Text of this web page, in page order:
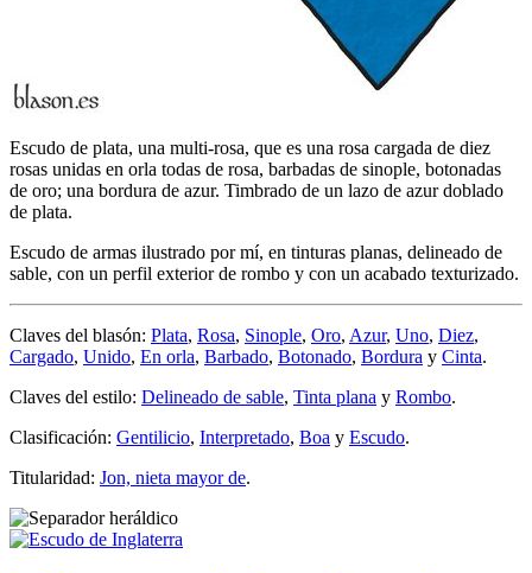
Escudo de plata, una multi-rosa, que es una rosa cargada de diez
rosas unidas en orla todas de rosa, barbadas de sinople, botonadas
de oro; una bordura de azur. Timbrado de un lazo de azur doblado
de plata.
Escudo de armas ilustrado por mí, en tinturas planas, delineado de
sable, con un perfil exterior de rombo y con un acabado texturizado.
Claves del blasón: Plata, Rosa, Sinople, Oro, Azur, Uno, Diez,
Cargado, Unido, En orla, Barbado, Botonado, Bordura y Cinta.
Claves del estilo: Delineado de sable, Tinta plana y Rombo.
Clasificación: Gentilicio, Interpretado, Boa y Escudo.
Titularidad: Jon, nieta mayor de.